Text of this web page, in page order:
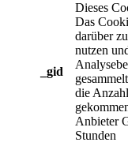
_gid
Dieses
Das
darüber
nutzen
die
Anbieter
Stunden